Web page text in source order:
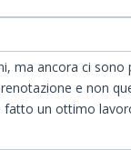
ma ancora ci
e non
un ottimo